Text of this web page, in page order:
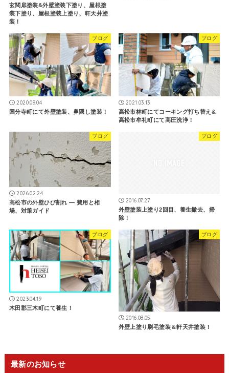
玄関扉塗装&外壁塗装下塗り、屋根塗
装下塗り、屋根塗装上塗り、軒天井塗
装！
ブログ
2020.08.04
国分寺町にて外壁塗装、鼻隠し塗装！
ブログ
2021.03.13
高松市林町にてコーキング打ち替え&
高松市牟礼町にて高圧洗浄！
ブログ
2026.02.24
高松市の外壁ひび割れ — 費用と相
場、対策ガイド
ブログ
2016.07.27
外壁塗装上塗り2回目、養生撤去、掃
除！
ブログ
2023.04.19
木田郡三木町にて養生！
ブログ
2016.08.05
外壁上塗り刷毛塗装＆軒天井塗装！
最新のお知らせ